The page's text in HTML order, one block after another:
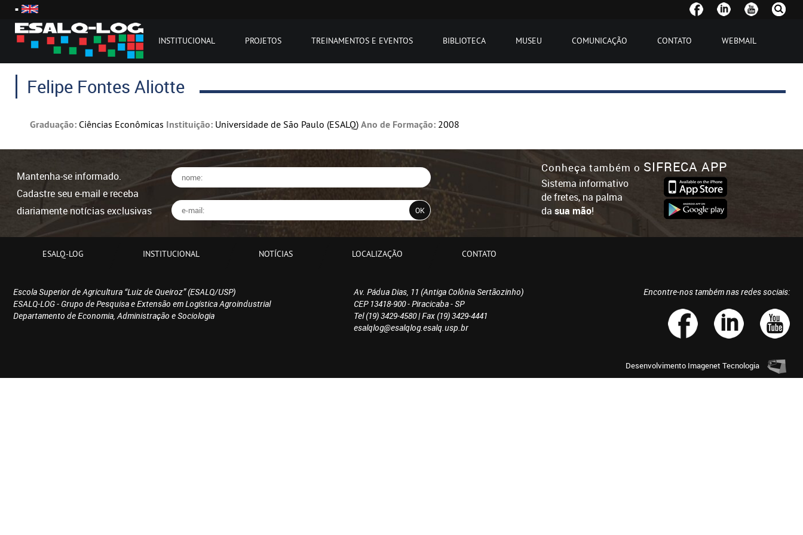
INSTITUCIONAL PROJETOS TREINAMENTOS E EVENTOS BIBLIOTECA MUSEU COMUNICAÇÃO CONTATO WEBMAIL
Felipe Fontes Aliotte
Graduação: Ciências Econômicas Instituição: Universidade de São Paulo (ESALQ) Ano de Formação: 2008
Mantenha-se informado.
Cadastre seu e-mail e receba
diariamente notícias exclusivas
Conheça também o SIFRECA APP
Sistema informativo
de fretes, na palma
da sua mão!
ESALQ-LOG INSTITUCIONAL NOTÍCIAS LOCALIZAÇÃO CONTATO
Escola Superior de Agricultura “Luiz de Queiroz” (ESALQ/USP)
ESALQ-LOG - Grupo de Pesquisa e Extensão em Logística Agroindustrial
Departamento de Economia, Administração e Sociologia
Av. Pádua Dias, 11 (Antiga Colônia Sertãozinho)
CEP 13418-900 - Piracicaba - SP
Tel (19) 3429-4580 | Fax (19) 3429-4441
esalqlog@esalqlog.esalq.usp.br
Encontre-nos também nas redes sociais:
Desenvolvimento Imagenet Tecnologia